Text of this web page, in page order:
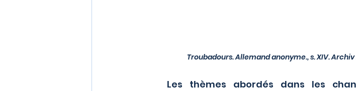
Troubadours. Allemand anonyme., s. XIV.